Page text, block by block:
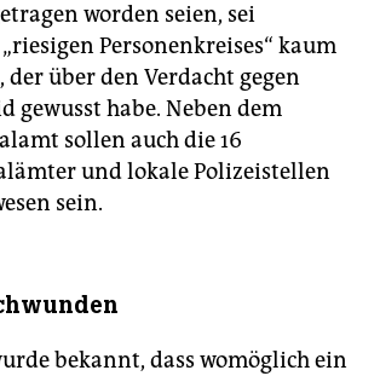
worden seien, sei
Personenkreises“ kaum
über den Verdacht gegen
gewusst habe. Neben dem
sollen auch die 16
und lokale Polizeistellen
sein.
bekannt, dass womöglich ein